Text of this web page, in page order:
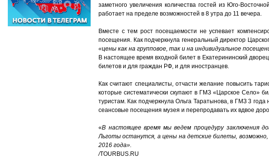
заметного увеличения количества гостей из Юго-
работает на пределе возможностей в 8 утра до 11 вечера.
Вместе с тем рост посещаемости не успевает
посещения. Как подчеркнула генеральный директор
«цены как на групповое, так и на индивидуальное
В настоящее время входной билет в Екатерининский
билетов и для граждан РФ, и для иностранцев.
Как считают специалисты, отчасти желание повысить
которые систематически скупают в ГМЗ «Царское Село»
туристам. Как подчеркнула Ольга Таратынова, в ГМЗ 3
сеансовые посещения музея и перепродавать их вдвое
«В настоящее время мы ведем процедуру заключения
Льготы останутся, а цены на детские билеты,
2016 года».
/TOURBUS.RU